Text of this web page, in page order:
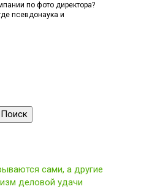
по фото директора?
псевдонаука и
Поиск
сами, а другие
деловой удачи